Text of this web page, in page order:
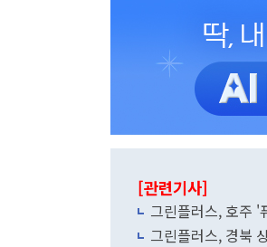
[관련기사]
그린플러스, 호주 '
그린플러스, 경북